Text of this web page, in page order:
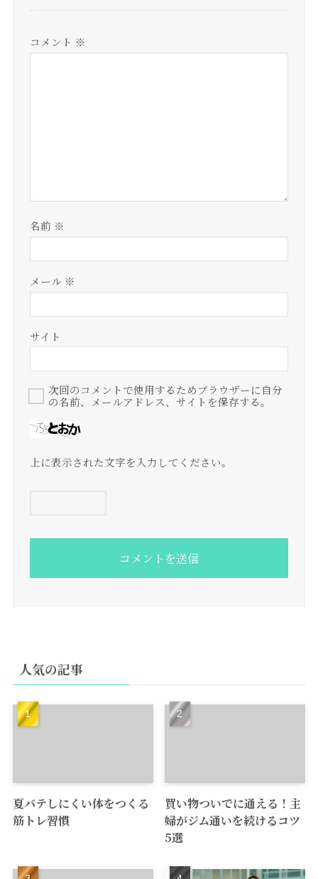
コメント ※
名前 ※
メール ※
サイト
次回のコメントで使用するためブラウザーに自分
の名前、メールアドレス、サイトを保存する。
上に表示された文字を入力してください。
人気の記事
夏バテしにくい体をつくる
筋トレ習慣
買い物ついでに通える！主
婦がジム通いを続けるコツ
5選